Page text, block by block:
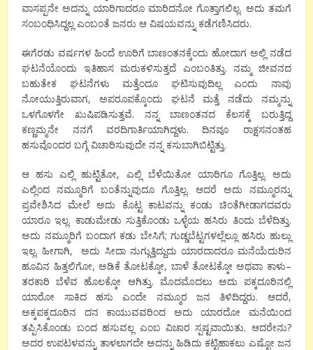
ವಾಸಪ್ಪನೇ ಅದನ್ನು ಯಾರಿಗಾದರೂ ಮಾರಿದನೋ ಗೊತ್ತಾಗಲಿಲ್ಲ. ಅದು ತಮಗೆ
ಸಂಬಂಧಿಸಿದ್ದಲ್ಲ ಎಂಬಂತೆ ಜನರು ಆ ವಿಷಯವನ್ನು ಕಡೆಗಣಿಸಿದರು.
ಈಗೆರಡು ವರ್ಷಗಳ ಹಿಂದೆ ಊರಿಗೆ ಬಾಣಂತನಕ್ಕೆಂದು ಹೋದಾಗ ಅಲ್ಲಿ ನಡೆದ
ಘಟನೆಯೊಂದು ಇತಿಹಾಸ ಮರುಕಳಿಸುತ್ತದೆ ಎಂಬಂತಿತ್ತು.ನಮ್ಮ ಜೀವನದ
ಬಹುತೇಕ
ಘಟನೆಗಳು ಮತ್ತೆಂದೂ ಘಟಿಸುವುದಿಲ್ಲ ಎಂದು
ನಾವು
ನೋಯುತ್ತಿರುವಾಗ, ಅಪರೂಪಕ್ಕೊಂದು ಘಟನೆ ಮತ್ತೆ ನಡೆದು
ನಮ್ಮನ್ನು
ಒಳಗೊಳಗೇ
ಖುಷಿಪಡಿಸುತ್ತವೆ.ನನ್ನ ಬಾಣಂತನದ ಕೆಲಸಕ್ಕೆ
ಬರುತ್ತಿದ್ದ
ಕಣ್ಣಮ್ಮನೇ
ನನಗೆ ವರದಿಗಾರ್ತಿಯಾಗಿದ್ದಳು.ದಿನವೂ
ರಾಕ್ಷಸನಂತಹ
ಹಸುವೊಂದರ ಬಗ್ಗೆ ವಿಚಾರಿಸುವುದೇ ನನ್ನ ಕಸುಬಾಗಿಬಿಟ್ಟಿತ್ತು.
ಆ ಹಸು ಎಲ್ಲಿ ಹುಟ್ಟಿತೋ, ಎಲ್ಲಿ ಬೆಳೆಯಿತೋ ಯಾರಿಗೂ ಗೊತ್ತಿಲ್ಲ. ಅದು
ಎಲ್ಲಿಂದ ನಮ್ಮೂರಿಗೆ ಬಂತೆನ್ನುವುದೂ ಗೊತ್ತಿಲ್ಲ. ಆದರೆ ಅದು ನಮ್ಮೂರನ್ನು
ಪ್ರವೇಶಿಸಿದ ಮೇಲೆ ಅದು ಕೊಟ್ಟ ಕಾಟವನ್ನು ಕಂಡು ಚಿಂತೆಗೀಡಾಗದವರು
ಯಾರೂ ಇಲ್ಲ. ಕಾಡುಮೇಡು ಸುತ್ತಿಕೊಂಡು ಒಳ್ಳೆಯ ಹಸಿರು ತಿಂದು ಬೆಳೆದಿತ್ತು.
ಅದು ನಮ್ಮೂರಿಗೆ ಬಂದಾಗ ಕಡು ಬೇಸಿಗೆ;ಗುಡ್ಡಬೆಟ್ಟಗಳಲ್ಲೆಲ್ಲೂ ಹಸಿರು ಹುಲ್ಲು
ಇಲ್ಲ.ಹೀಗಾಗಿ,ಅದು ಸೀದಾ ನುಗ್ಗುತ್ತಿದ್ದುದು ಯಾರದಾದರೂ ಮನೆಯೆದುರಿನ
ಹೂವಿನ ಹಿತ್ತಲಿಗೋ, ಅಡಿಕೆ ತೋಟಕ್ಕೋ, ಬಾಳೆ ತೋಟಕ್ಕೋ ಅಥವಾ ಕಾಳು–
ತರಕಾರಿ ಬೆಳೆವ ಹೊಲಕ್ಕೋ ಆಗಿತ್ತು. ಮೊದಮೊದಲು ಅದು ಪಕ್ಕದೂರಿನಲ್ಲಿ
ಯಾರೋ
ಸಾಕಿದ ಹಸು ಎಂದೇ ನಮ್ಮೂರ ಜನ ತಿಳಿದಿದ್ದರು. ಆದರೆ,
ಅಕ್ಕಪಕ್ಕದೂರಿನ
ದನ ಕಾಯುವವರಿಂದ ಅದು ಯಾರದೋ
ಮನೆಯಿಂದ
ತಪ್ಪಿಸಿಕೊಂಡು ಬಂದ ಹಸುವಲ್ಲ ಎಂಬ ವಿಚಾರ ಸ್ಪಷ್ಟವಾಯಿತು. ಆದರೇನು?
ಅದರ ಉಪಟಳವನ್ನು ತಾಳಲಾಗದೇ ಅದನ್ನು ಹಿಡಿದು ಕಟ್ಟಿಹಾಕಲು ಎಷ್ಟೋ ಜನ